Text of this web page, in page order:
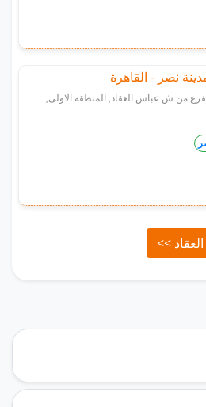
نصر - القاهرة
من ش عباس العقاد, المنطقة الاولى,
>>